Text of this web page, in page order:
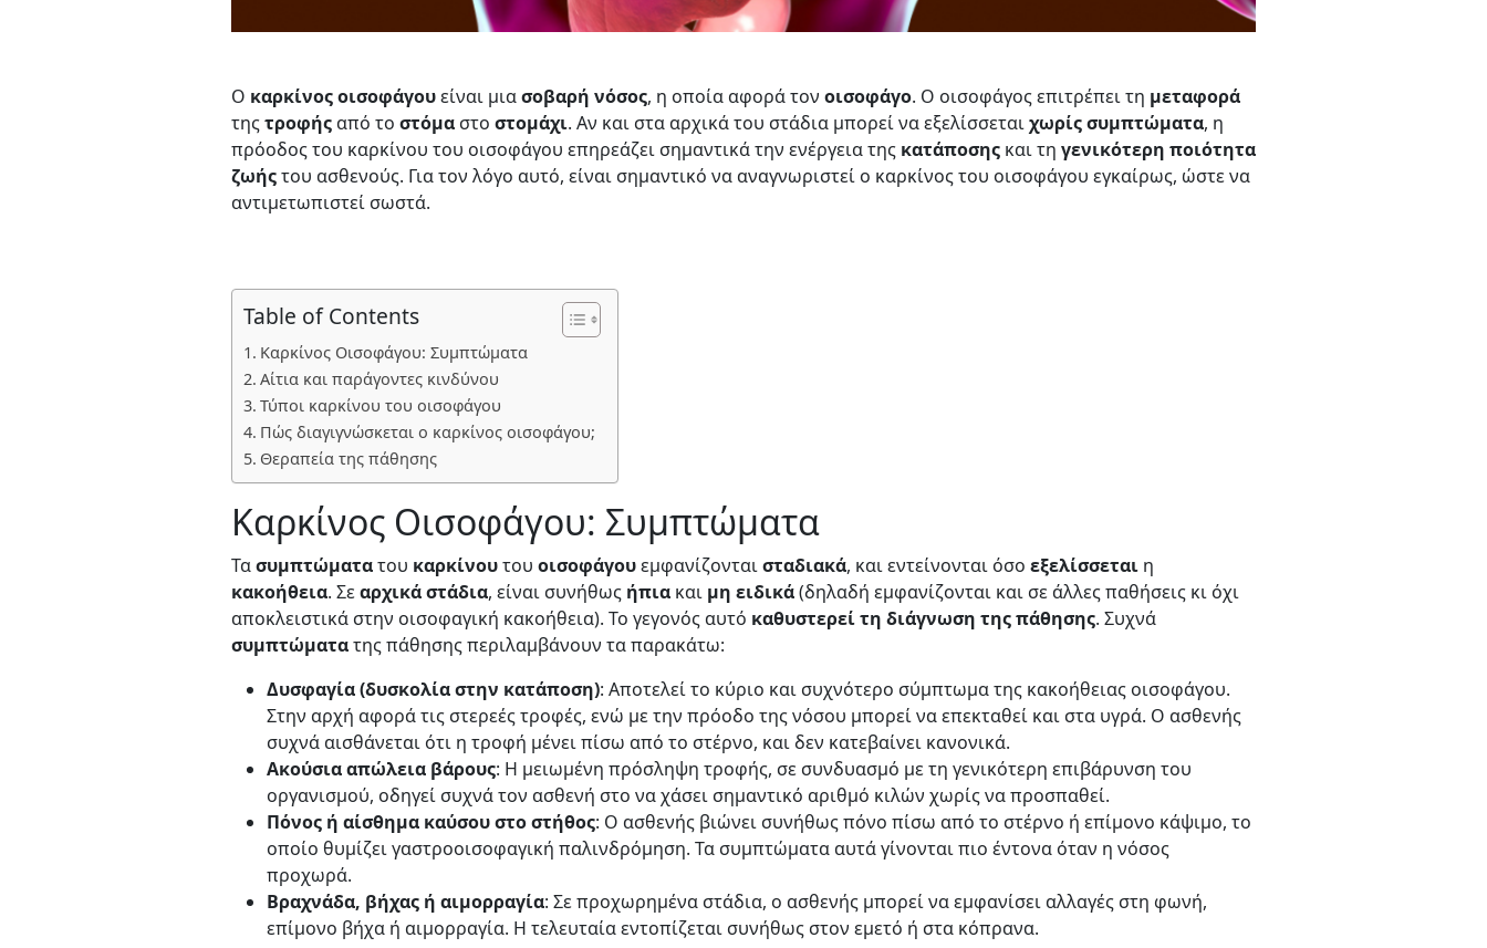
Ο καρκίνος οισοφάγουείναι μιασοβαρή νόσος, η οποία αφορά τον οισοφάγο. Ο οισοφάγος επιτρέπει τη μεταφορά
τηςτροφήςαπό το στόμα στο στομάχι. Αν και στα αρχικά του στάδια μπορεί να εξελίσσεταιχωρίςσυμπτώματα, η
πρόοδος του καρκίνου του οισοφάγου επηρεάζει σημαντικά την ενέργεια της κατάποσης και τη γενικότερη ποιότητα
ζωήςτου ασθενούς. Για τον λόγο αυτό, είναι σημαντικό να αναγνωριστεί ο καρκίνος του οισοφάγου εγκαίρως, ώστε να
αντιμετωπιστεί σωστά.
Table of Contents
Καρκίνος Οισοφάγου: Συμπτώματα
Αίτια και παράγοντες κινδύνου
Τύποι καρκίνου του οισοφάγου
Πώς διαγιγνώσκεται ο καρκίνος οισοφάγου;
Θεραπεία της πάθησης
Καρκίνος Οισοφάγου: Συμπτώματα
Τασυμπτώματατου καρκίνουτου οισοφάγουεμφανίζονταισταδιακά, και εντείνονται όσο εξελίσσεται η
κακοήθεια. Σεαρχικάστάδια, είναι συνήθως ήπια και μη ειδικά(δηλαδή εμφανίζονται και σε άλλες παθήσεις κι όχι
αποκλειστικά στην οισοφαγική κακοήθεια). Το γεγονός αυτό καθυστερεί τη διάγνωση της πάθησης. Συχνά
συμπτώματατης πάθησης περιλαμβάνουν τα παρακάτω:
Δυσφαγία (δυσκολία στην κατάποση): Αποτελεί το κύριο και συχνότερο σύμπτωμα της κακοήθειας οισοφάγου.
Στην αρχή αφορά τις στερεές τροφές, ενώ με την πρόοδο της νόσου μπορεί να επεκταθεί και στα υγρά. Ο ασθενής
συχνά αισθάνεται ότι η τροφή μένει πίσω από το στέρνο, και δεν κατεβαίνει κανονικά.
Ακούσια απώλεια βάρους: Η μειωμένη πρόσληψη τροφής, σε συνδυασμό με τη γενικότερη επιβάρυνση του
οργανισμού, οδηγεί συχνά τον ασθενή στο να χάσει σημαντικό αριθμό κιλών χωρίς να προσπαθεί.
Πόνος ή αίσθημα καύσου στο στήθος: Ο ασθενής βιώνει συνήθως πόνο πίσω από το στέρνο ή επίμονο κάψιμο, το
οποίο θυμίζει γαστροοισοφαγική παλινδρόμηση. Τα συμπτώματα αυτά γίνονται πιο έντονα όταν η νόσος
προχωρά.
Βραχνάδα, βήχας ή αιμορραγία: Σε προχωρημένα στάδια, ο ασθενής μπορεί να εμφανίσει αλλαγές στη φωνή,
επίμονο βήχα ή αιμορραγία. Η τελευταία εντοπίζεται συνήθως στον εμετό ή στα κόπρανα.